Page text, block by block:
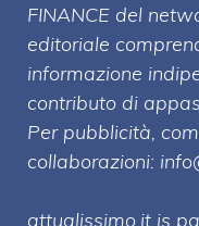
FINANCE del
editoriale
informazione
contributo di
Per pubblicità,
collaborazioni:
attualissimo.it is